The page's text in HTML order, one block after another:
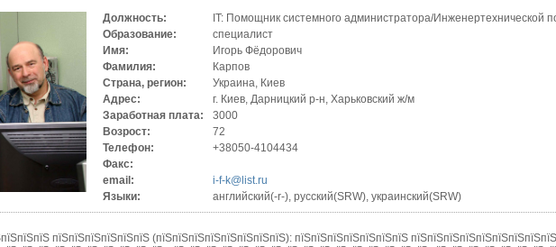
Должность:
IT: Помощник системного администратора/Инженертехнической
Образование:
специалист
Имя:
Игорь Фёдорович
Фамилия:
Карпов
Страна, регион:
Украина, Киев
Адрес:
г. Киев, Дарницкий р-н, Харьковский ж/м
Заработная плата:
3000
Возрост:
72
Телефон:
+38050-4104434
Факс:
email:
i-f-k@list.ru
Языки:
английский(-r-), русский(SRW), украинский(SRW)
пїЅпїЅпїЅпїЅпїЅпїЅ (пїЅпїЅпїЅпїЅпїЅпїЅпїЅпїЅ): пїЅпїЅпїЅпїЅпїЅпїЅпїЅ